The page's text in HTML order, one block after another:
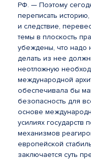
РФ. — Поэтому
переписать
и следствие,
темы в плоскость
убеждены, что надо
делать из нее
неотложную
международной
обеспечивала бы
безопасность для
основе
усилиях государств
механизмов
европейской
заключается суть